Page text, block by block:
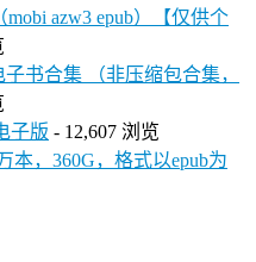
azw3 epub）【仅供个
书合集 （非压缩包合集，
子版 - 12,607 浏览
本，360G，格式以epub为